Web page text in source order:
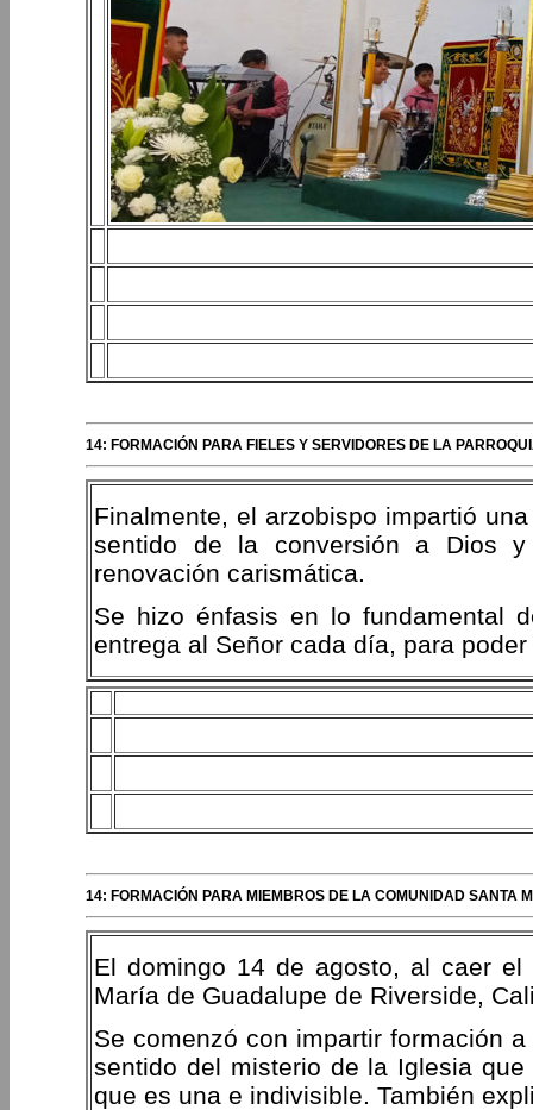
14: FORMACIÓN PARA FIELES Y SERVIDORES DE LA
Finalmente, el arzobispo impartió
sentido de la conversión a Dios
renovación carismática.
Se hizo énfasis en lo fundamental
entrega al Señor cada día, para
14: FORMACIÓN PARA MIEMBROS DE LA COMUNIDAD SANTA
El domingo 14 de agosto, al caer
María de Guadalupe de Riverside,
Se comenzó con impartir formación
sentido del misterio de la Iglesia
que es una e indivisible. También